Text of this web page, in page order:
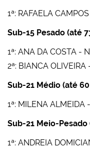
1ª: RAFAELA
Sub-15 Pesado (até
1ª: ANA DA COSTA -
2ª: BIANCA
Sub-21 Médio (até
1ª: MILENA ALMEIDA
Sub-21 Meio-Pesado
1ª: ANDREIA